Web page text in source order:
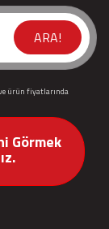
ARA!
ürün fiyatlarında
Görmek